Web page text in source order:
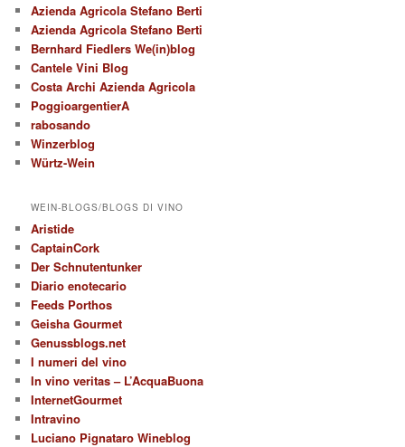
Azienda Agricola Stefano Berti
Azienda Agricola Stefano Berti
Bernhard Fiedlers We(in)blog
Cantele Vini Blog
Costa Archi Azienda Agricola
PoggioargentierA
rabosando
Winzerblog
Würtz-Wein
WEIN-BLOGS/BLOGS DI VINO
Aristide
CaptainCork
Der Schnutentunker
Diario enotecario
Feeds Porthos
Geisha Gourmet
Genussblogs.net
I numeri del vino
In vino veritas – L’AcquaBuona
InternetGourmet
Intravino
Luciano Pignataro Wineblog